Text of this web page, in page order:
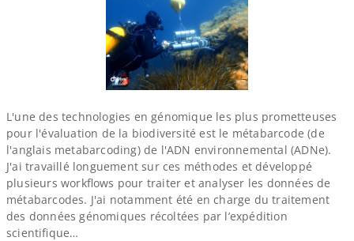
L'une des technologies en génomique les plus prometteuses
pour l'évaluation de la biodiversité est le métabarcode (de
l'anglais metabarcoding) de l'ADN environnemental (ADNe).
J'ai travaillé longuement sur ces méthodes et développé
plusieurs workflows pour traiter et analyser les données de
métabarcodes. J'ai notamment été en charge du traitement
des données génomiques récoltées par l’expédition
scientifique…